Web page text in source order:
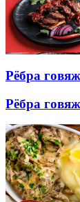
Рёбра
Рёбра